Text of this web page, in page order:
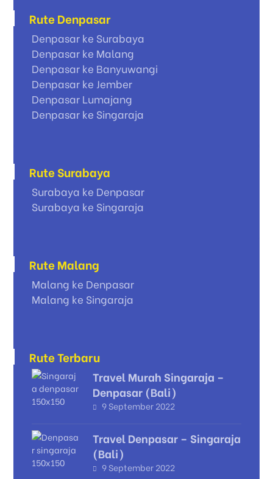
Rute Denpasar
Denpasar ke Surabaya
Denpasar ke Malang
Denpasar ke Banyuwangi
Denpasar ke Jember
Denpasar Lumajang
Denpasar ke Singaraja
Rute Surabaya
Surabaya ke Denpasar
Surabaya ke Singaraja
Rute Malang
Malang ke Denpasar
Malang ke Singaraja
Rute Terbaru
Travel Murah Singaraja –
Denpasar (Bali)
9 September 2022
Travel Denpasar – Singaraja
(Bali)
9 September 2022